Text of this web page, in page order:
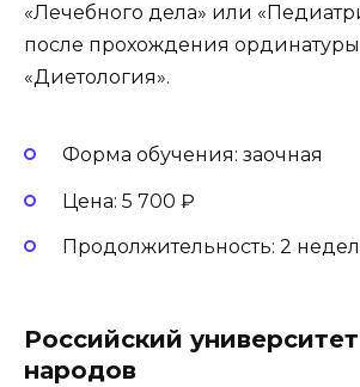
«Лечебного дела» или
после прохождения
«Диетология».
Форма обучения: заочная
Цена: 5 700 ₽
Продолжительность: 2
Российский
народов